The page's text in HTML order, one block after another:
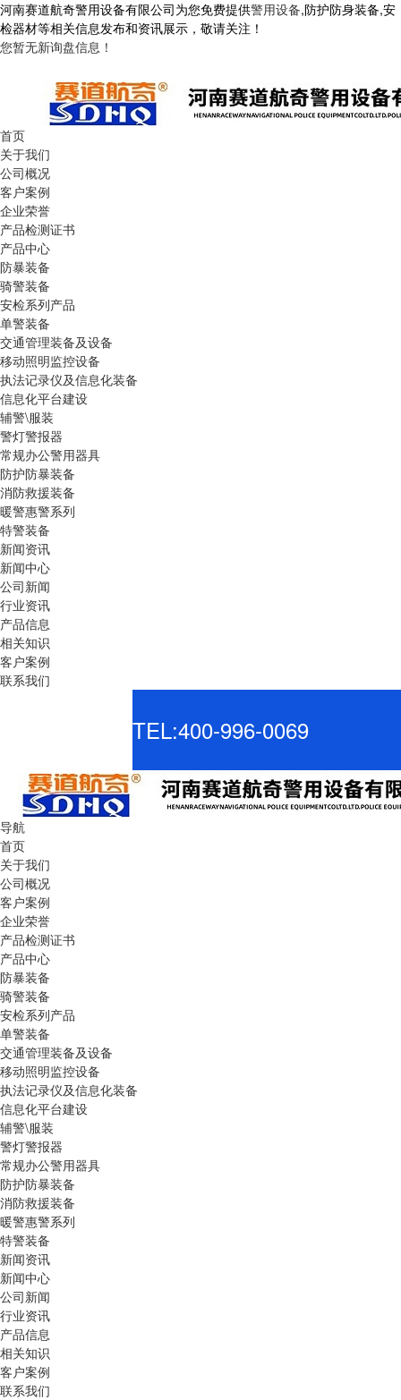
河南赛道航奇警用设备有限公司为您免费提供警用设备,防护防身装备,安
检器材等相关信息发布和资讯展示，敬请关注！
您暂无新询盘信息！
首页
关于我们
公司概况
客户案例
企业荣誉
产品检测证书
产品中心
防暴装备
骑警装备
安检系列产品
单警装备
交通管理装备及设备
移动照明监控设备
执法记录仪及信息化装备
信息化平台建设
辅警\服装
警灯警报器
常规办公警用器具
防护防暴装备
消防救援装备
暖警惠警系列
特警装备
新闻资讯
新闻中心
公司新闻
行业资讯
产品信息
相关知识
客户案例
联系我们
TEL:400-996-0069
导航
首页
关于我们
公司概况
客户案例
企业荣誉
产品检测证书
产品中心
防暴装备
骑警装备
安检系列产品
单警装备
交通管理装备及设备
移动照明监控设备
执法记录仪及信息化装备
信息化平台建设
辅警\服装
警灯警报器
常规办公警用器具
防护防暴装备
消防救援装备
暖警惠警系列
特警装备
新闻资讯
新闻中心
公司新闻
行业资讯
产品信息
相关知识
客户案例
联系我们